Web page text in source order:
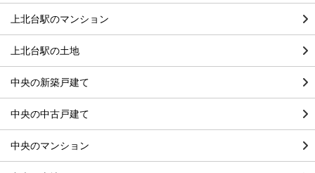
上北台駅のマンション
上北台駅の土地
中央の新築戸建て
中央の中古戸建て
中央のマンション